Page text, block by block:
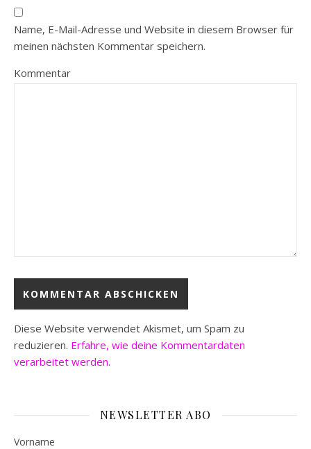
Name, E-Mail-Adresse und Website in diesem Browser für
meinen nächsten Kommentar speichern.
Kommentar
Diese Website verwendet Akismet, um Spam zu
reduzieren. Erfahre, wie deine Kommentardaten
verarbeitet werden.
NEWSLETTER ABO
Vorname